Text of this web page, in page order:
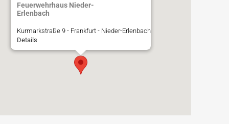
Feuerwehrhaus Nieder-
Erlenbach
Kurmarkstraße 9 - Frankfurt - Nieder-Erlenbach
Details